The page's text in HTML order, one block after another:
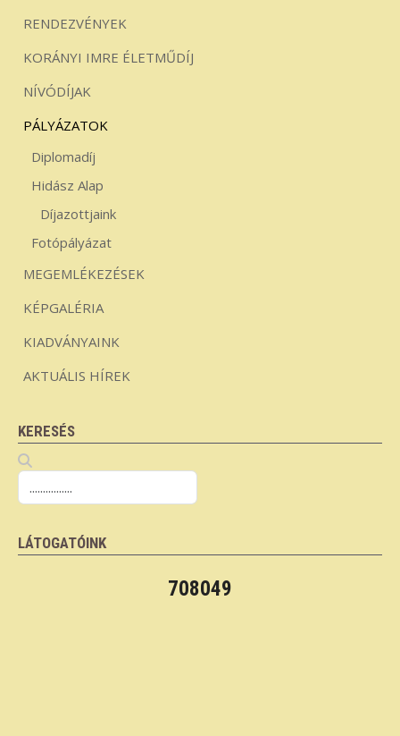
RENDEZVÉNYEK
KORÁNYI IMRE ÉLETMŰDÍJ
NÍVÓDÍJAK
PÁLYÁZATOK
Diplomadíj
Hidász Alap
Díjazottjaink
Fotópályázat
MEGEMLÉKEZÉSEK
KÉPGALÉRIA
KIADVÁNYAINK
AKTUÁLIS HÍREK
KERESÉS
LÁTOGATÓINK
708049